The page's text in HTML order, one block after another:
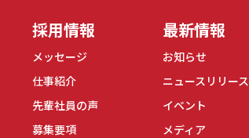
採用情報
メッセージ
仕事紹介
先輩社員の声
募集要項
最新情報
お知らせ
ニュースリリース
イベント
メディア